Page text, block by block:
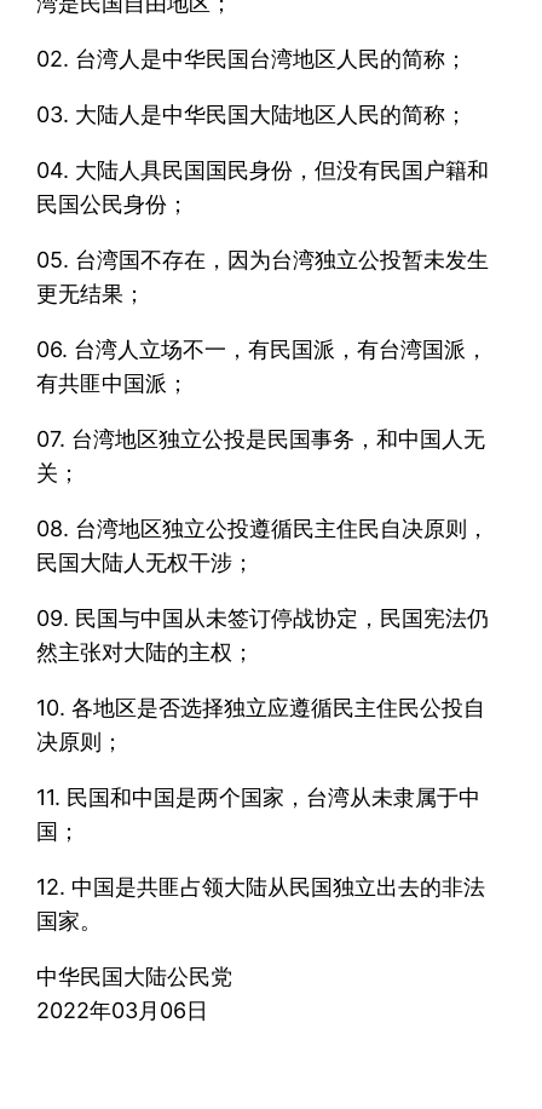
02. 台湾人是中华民国台湾地区人民的简称；
03. 大陆人是中华民国大陆地区人民的简称；
04. 大陆人具民国国民身份，但没有民国户籍和
民国公民身份；
05. 台湾国不存在，因为台湾独立公投暂未发生
更无结果；
06. 台湾人立场不一，有民国派，有台湾国派，
有共匪中国派；
07. 台湾地区独立公投是民国事务，和中国人无
关；
08. 台湾地区独立公投遵循民主住民自决原则，
民国大陆人无权干涉；
09. 民国与中国从未签订停战协定，民国宪法仍
然主张对大陆的主权；
10. 各地区是否选择独立应遵循民主住民公投自
决原则；
11. 民国和中国是两个国家，台湾从未隶属于中
国；
12. 中国是共匪占领大陆从民国独立出去的非法
国家。
中华民国大陆公民党
2022年03月06日